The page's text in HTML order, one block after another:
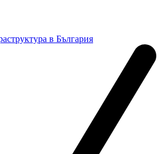
в България